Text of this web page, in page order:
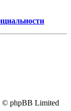
© phpBB Limited